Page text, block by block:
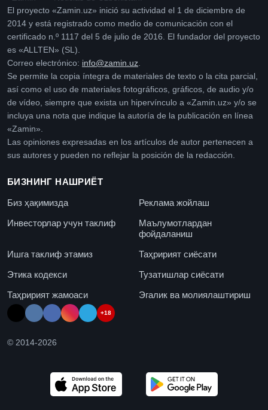
El proyecto «Zamin.uz» inició su actividad el 1 de diciembre de
2014 y está registrado como medio de comunicación con el
certificado n.º 1117 del 5 de julio de 2016. El fundador del proyecto
es «ALLTEN» (SL).
Correo electrónico: info@zamin.uz.
Se permite la copia íntegra de materiales de texto o la cita parcial,
así como el uso de materiales fotográficos, gráficos, de audio y/o
de vídeo, siempre que exista un hipervínculo a «Zamin.uz» y/o se
incluya una nota que indique la autoría de la publicación en línea
«Zamin».
Las opiniones expresadas en los artículos de autor pertenecen a
sus autores y pueden no reflejar la posición de la redacción.
БИЗНИНГ НАШРИЁТ
Биз ҳақимизда
Реклама жойлаш
Инвесторлар учун таклиф
Маълумотлардан
фойдаланиш
Ишга таклиф этамиз
Таҳририят сиёсати
Этика кодекси
Тузатишлар сиёсати
Таҳририят жамоаси
Эгалик ва молиялаштириш
+18
© 2014-2026